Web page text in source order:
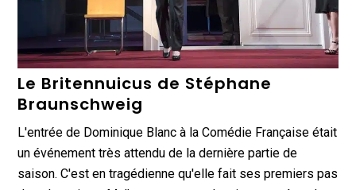
Le Britennuicus de Stéphane
Braunschweig
L'entrée de Dominique Blanc à la Comédie Française était
un événement très attendu de la dernière partie de
saison. C'est en tragédienne qu'elle fait ses premiers pas